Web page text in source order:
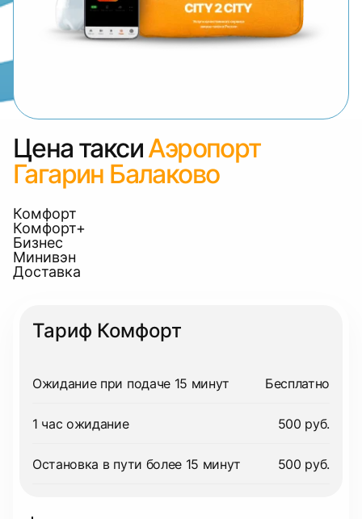
Цена таксиАэропорт
Гагарин Балаково
Комфорт
Комфорт+
Бизнес
Минивэн
Доставка
Тариф Комфорт
Ожидание при подаче 15 минут Бесплатно
1 час ожидание 500 руб.
Остановка в пути более 15 минут 500 руб.